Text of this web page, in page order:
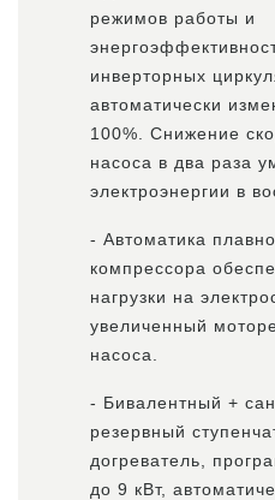
режимов работы и
инверторных
автоматически
100%. Снижение
насоса в два раза
электроэнергии в
- Автоматика
компрессора
нагрузки на
увеличенный
насоса.
- Бивалентный +
резервный
догреватель,
до 9 кВт,